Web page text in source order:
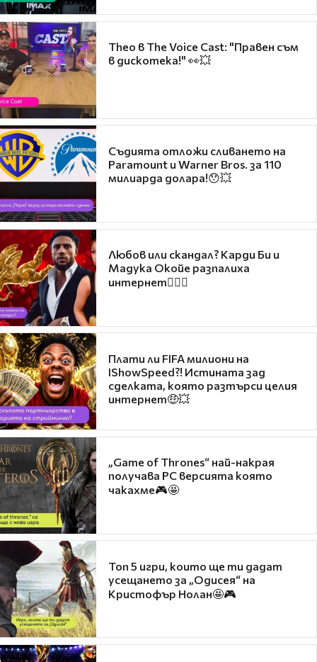
Theo в The Voice Cast: "Правен съм
в дискотека!" 👀💥
Съдията отложи сливането на
Paramount и Warner Bros. за 110
милиарда долара!😯💥
Любов или скандал? Карди Би и
Мадука Окойе разпалиха
интернет❤️‍🔥🔥
Плати ли FIFA милиони на
IShowSpeed?! Истината зад
сделката, която разтърси целия
интернет🤑💥
„Game of Thrones“ най-накрая
получава PC версията която
чакахме🎮🤩
Топ 5 игри, които ще ти дадат
усещането за „Одисея“ на
Кристофър Нолан🤩🎮